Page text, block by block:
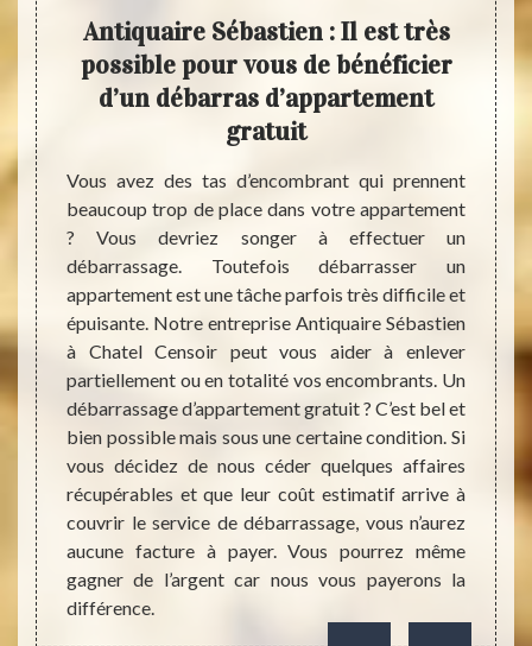
pour
le
le
Antiquaire Sébastien : Il est très
possible pour vous de bénéficier
d’un débarras d’appartement
gratuit
Vous avez des tas d’encombrant qui prennent
beaucoup trop de place dans votre appartement
? Vous devriez songer à effectuer un
débarrassage. Toutefois débarrasser un
appartement est une tâche parfois très difficile et
épuisante. Notre entreprise Antiquaire Sébastien
à Chatel Censoir peut vous aider à enlever
partiellement ou en totalité vos encombrants. Un
débarrassage d’appartement gratuit ? C’est bel et
bien possible mais sous une certaine condition. Si
vous décidez de nous céder quelques affaires
récupérables et que leur coût estimatif arrive à
couvrir le service de débarrassage, vous n’aurez
aucune facture à payer. Vous pourrez même
gagner de l’argent car nous vous payerons la
différence.
idée
vrai
des
tous